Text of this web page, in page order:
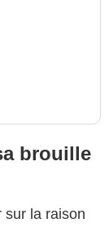
brouille
sur la raison